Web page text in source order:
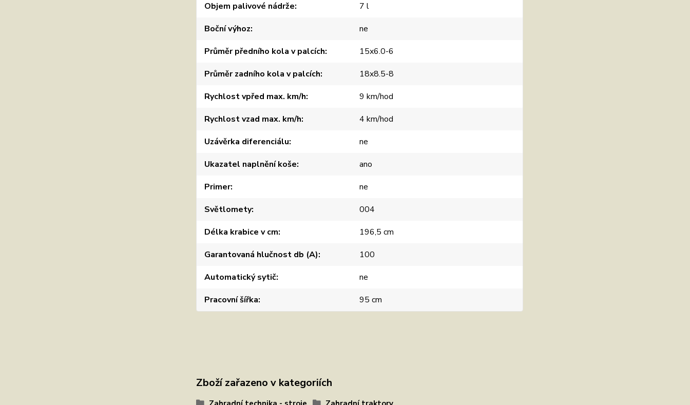
Objem palivové nádrže
7 l
Boční výhoz
ne
Průměr předního kola v palcích
15x6.0-6
Průměr zadního kola v palcích
18x8.5-8
Rychlost vpřed max. km/h
9 km/hod
Rychlost vzad max. km/h
4 km/hod
Uzávěrka diferenciálu
ne
Ukazatel naplnění koše
ano
Primer
ne
Světlomety
004
Délka krabice v cm
196,5 cm
Garantovaná hlučnost db (A)
100
Automatický sytič
ne
Pracovní šířka
95 cm
Zboží zařazeno v kategoriích